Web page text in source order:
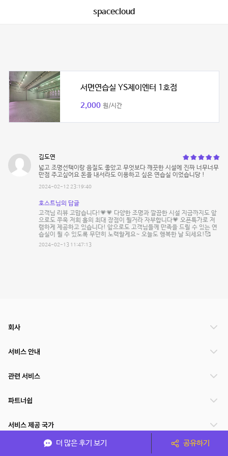
spacecloud
서면연습실 YS제이엔터 1호점
2,000 원/시간
김도연
넓고 조명선택이랑 음질도 좋았고 무엇보다 깨끗한 시설에 진짜 너무너무
만점 주고싶어요 돈을 내서라도 이용하고 싶은 연습실 이었습니당 !
2024-02-12 23:19:40
호스트님의 답글
고객님 리뷰 고맙습니다!💗💗 다양한 조명과 깔끔한 시설 지금까지도 앞
으로도 쭈욱 저희 홀의 최대 장점이 될거라 자부합니다💗 오픈특가로 저
렴하게 제공하고 있습니다! 앞으로도 고객님들께 만족을 드릴 수 있는 연
습실이 될 수 있도록 무던히 노력할게요~ 오늘도 행복한 날 되세요!🥰
2024-02-13 11:47:13
더 많은 후기 보기 공유하기
회사
서비스 안내
관련 서비스
파트너쉽
서비스 제공 국가